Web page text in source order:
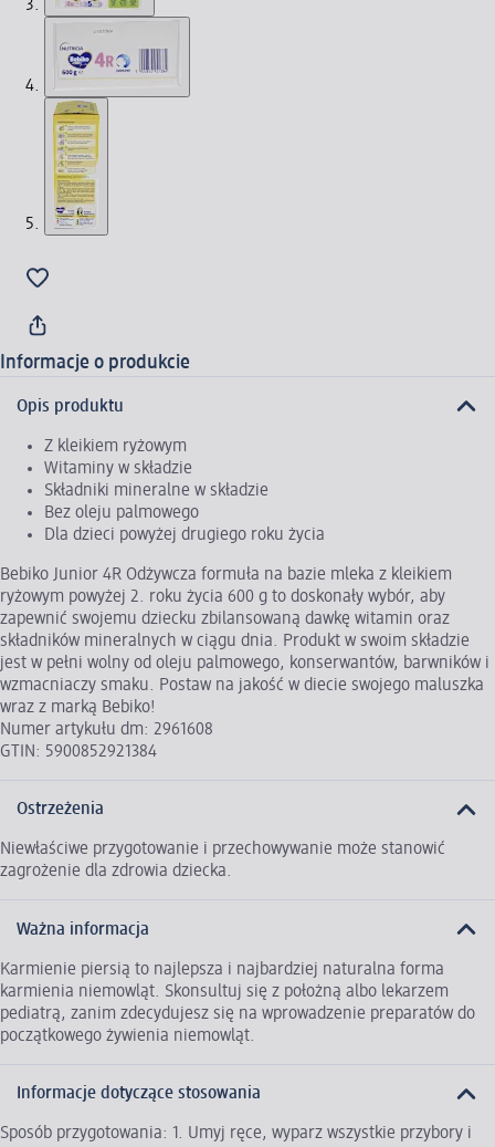
Informacje o produkcie
Opis produktu
Z kleikiem ryżowym
Witaminy w składzie
Składniki mineralne w składzie
Bez oleju palmowego
Dla dzieci powyżej drugiego roku życia
Bebiko Junior 4R Odżywcza formuła na bazie mleka z kleikiem
ryżowym powyżej 2. roku życia 600 g to doskonały wybór, aby
zapewnić swojemu dziecku zbilansowaną dawkę witamin oraz
składników mineralnych w ciągu dnia. Produkt w swoim składzie
jest w pełni wolny od oleju palmowego, konserwantów, barwników i
wzmacniaczy smaku. Postaw na jakość w diecie swojego maluszka
wraz z marką Bebiko!
Numer artykułu dm: 2961608
GTIN: 5900852921384
Ostrzeżenia
Niewłaściwe przygotowanie i przechowywanie może stanowić
zagrożenie dla zdrowia dziecka.
Ważna informacja
Karmienie piersią to najlepsza i najbardziej naturalna forma
karmienia niemowląt. Skonsultuj się z położną albo lekarzem
pediatrą, zanim zdecydujesz się na wprowadzenie preparatów do
początkowego żywienia niemowląt.
Informacje dotyczące stosowania
Sposób przygotowania: 1. Umyj ręce, wyparz wszystkie przybory i